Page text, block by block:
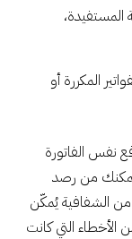
المستفيدة،
المكررة أو
نفس الفاتورة
تمكنك من رصد
من الشفافية يُمكّن
التي كانت